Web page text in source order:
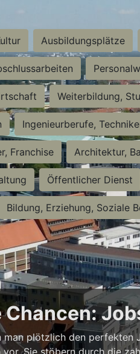
Ausbildungsplätze
Weiterbildung,
Ingenieurberufe,
Franchise Architektur,
Öffentlicher Dienst
Bildung, Erziehung, Soziale
man plötzlich den